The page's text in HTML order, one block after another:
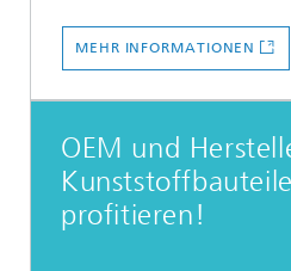
MEHR INFORMATIONEN
OEM und
profitieren!